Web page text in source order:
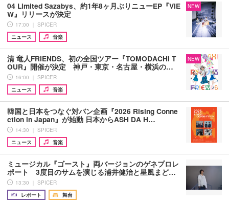
04 Limited Sazabys、約1年8ヶ月ぶりニューEP『VIE
W』リリースが決定
17:00 ｜ SPICER
ニュース
音楽
NEW
清 竜人FRIENDS、初の全国ツアー『TOMODACHI T
OUR』開催が決定 神戸・東京・名古屋・横浜の…
16:00 ｜ SPICER
ニュース
音楽
NEW
韓国と日本をつなぐ対バン企画『2026 Rising Conne
ction in Japan』が始動 日本からASH DA H…
14:30 ｜ SPICER
ニュース
音楽
ミュージカル『ゴースト』両バージョンのゲネプロレ
ポート 3度目のサムを演じる浦井健治と星風まど…
13:30 ｜ SPICER
レポート
舞台